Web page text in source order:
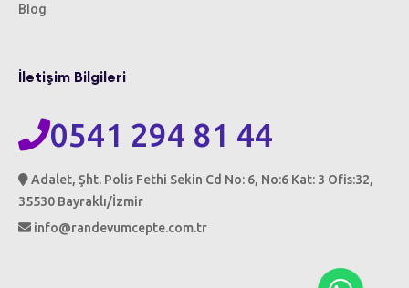
Blog
İletişim Bilgileri
0541 294 81 44
Adalet, Şht. Polis Fethi Sekin Cd No: 6, No:6 Kat: 3 Ofis:32,
35530 Bayraklı/İzmir
info@randevumcepte.com.tr